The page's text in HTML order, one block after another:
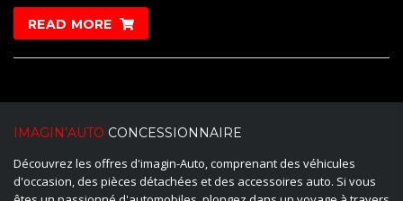
READ MORE
IMAGIN’AUTO CONCESSIONNAIRE
Découvrez les offres d'imagin-Auto, comprenant des véhicules
d'occasion, des pièces détachées et des accessoires auto. Si vous